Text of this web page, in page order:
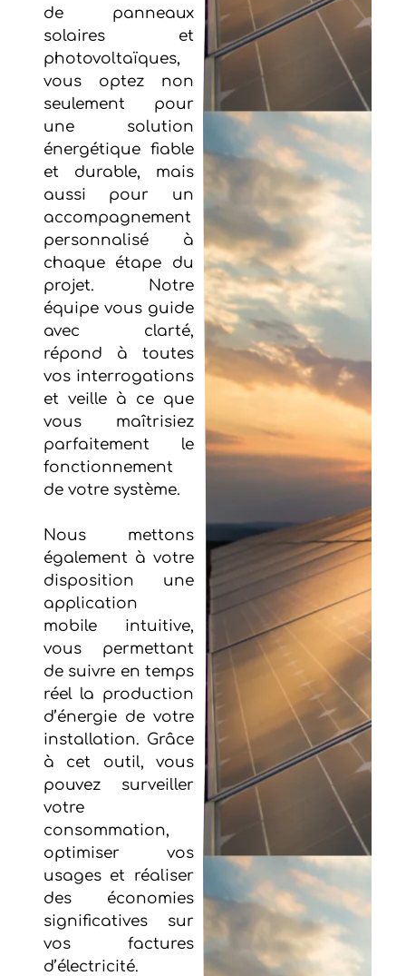
de panneaux
solaires et
photovoltaïques,
vous optez non
seulement pour
une solution
énergétique fiable
et durable, mais
aussi pour un
accompagnement
personnalisé à
chaque étape du
projet. Notre
équipe vous guide
avec clarté,
répond à toutes
vos interrogations
et veille à ce que
vous maîtrisiez
parfaitement le
fonctionnement
de votre système.
Nous mettons
également à votre
disposition une
application
mobile intuitive,
vous permettant
de suivre en temps
réel la production
d’énergie de votre
installation. Grâce
à cet outil, vous
pouvez surveiller
votre
consommation,
optimiser vos
usages et réaliser
des économies
significatives sur
vos factures
d’électricité.